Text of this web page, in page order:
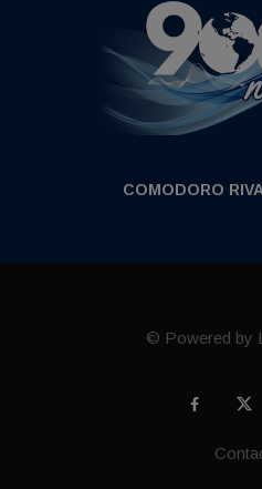
COMODORO
© Powered by